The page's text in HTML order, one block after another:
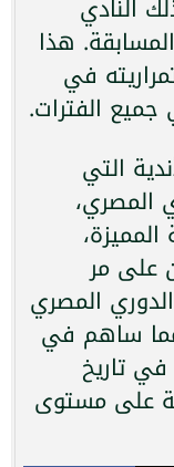
هذا
في
الفترات.
التي
المصري،
على مر
المصري
مما ساهم في
في تاريخ
على مستوى